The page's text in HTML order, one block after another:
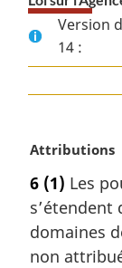
Version
14 :
N
t
e
m
a
Attributions
6 (1) Les
s’étendent
domaines
non